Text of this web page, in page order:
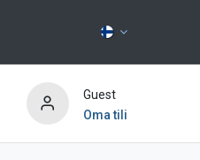
Guest
Oma tili